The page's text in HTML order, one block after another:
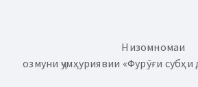
Низомномаи
озмуни ҷумҳуриявии «Фурӯғи